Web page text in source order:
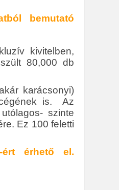
bemutató
kivitelben,
80,000 db
karácsonyi)
is. Az
szinte
Ez 100 feletti
érhető el.